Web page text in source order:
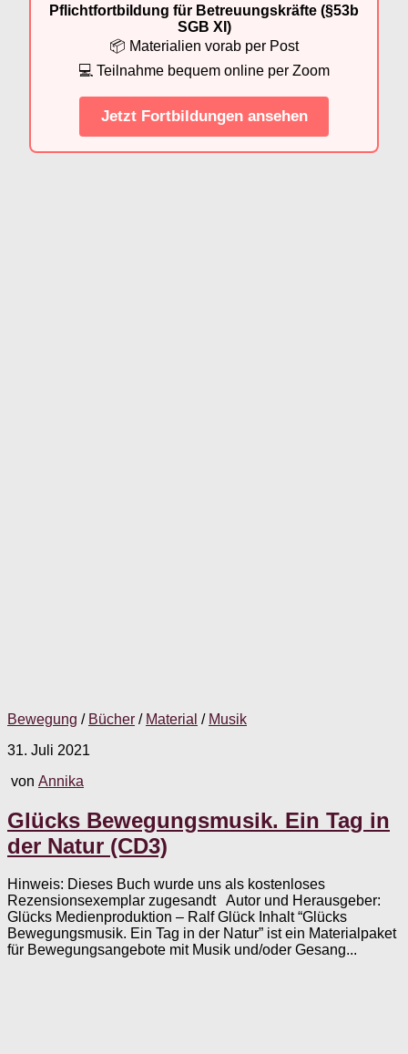
Pflichtfortbildung für Betreuungskräfte (§53b
SGB XI)
📦 Materialien vorab per Post
💻 Teilnahme bequem online per Zoom
Jetzt Fortbildungen ansehen
Bewegung / Bücher / Material / Musik
31. Juli 2021
von Annika
Glücks Bewegungsmusik. Ein Tag in
der Natur (CD3)
Hinweis: Dieses Buch wurde uns als kostenloses
Rezensionsexemplar zugesandt Autor und Herausgeber:
Glücks Medienproduktion – Ralf Glück Inhalt “Glücks
Bewegungsmusik. Ein Tag in der Natur” ist ein Materialpaket
für Bewegungsangebote mit Musik und/oder Gesang...